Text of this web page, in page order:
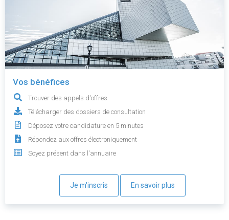
Vos bénéfices
Trouver des appels d'offres
Télécharger des dossiers de consultation
Déposez votre candidature en 5 minutes
Répondez aux offres électroniquement
Soyez présent dans l'annuaire
Je m'inscris En savoir plus